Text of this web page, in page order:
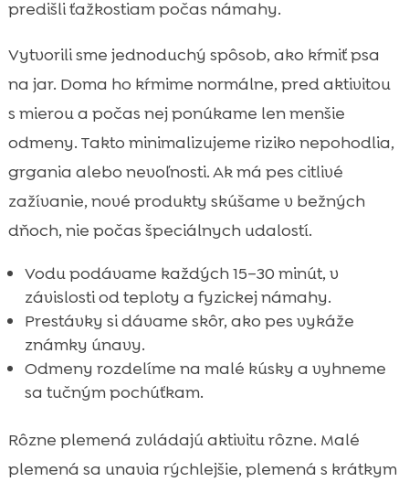
predišli ťažkostiam počas námahy.
Vytvorili sme jednoduchý spôsob, ako kŕmiť psa
na jar. Doma ho kŕmime normálne, pred aktivitou
s mierou a počas nej ponúkame len menšie
odmeny. Takto minimalizujeme riziko nepohodlia,
grgania alebo nevoľnosti. Ak má pes citlivé
zažívanie, nové produkty skúšame v bežných
dňoch, nie počas špeciálnych udalostí.
Vodu podávame každých 15–30 minút, v
závislosti od teploty a fyzickej námahy.
Prestávky si dávame skôr, ako pes vykáže
známky únavy.
Odmeny rozdelíme na malé kúsky a vyhneme
sa tučným pochúťkam.
Rôzne plemená zvládajú aktivitu rôzne. Malé
plemená sa unavia rýchlejšie, plemená s krátkym